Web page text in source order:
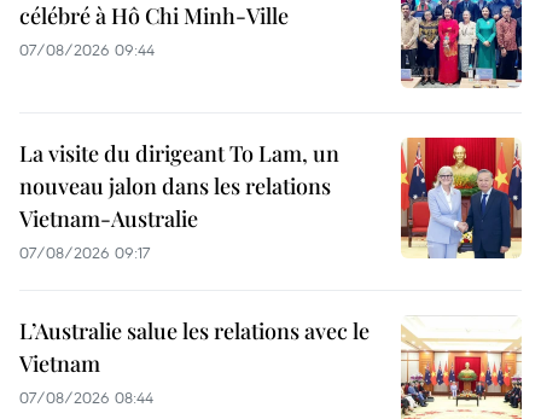
célébré à Hô Chi Minh-Ville
07/08/2026 09:44
La visite du dirigeant To Lam, un
nouveau jalon dans les relations
Vietnam-Australie
07/08/2026 09:17
L’Australie salue les relations avec le
Vietnam
07/08/2026 08:44